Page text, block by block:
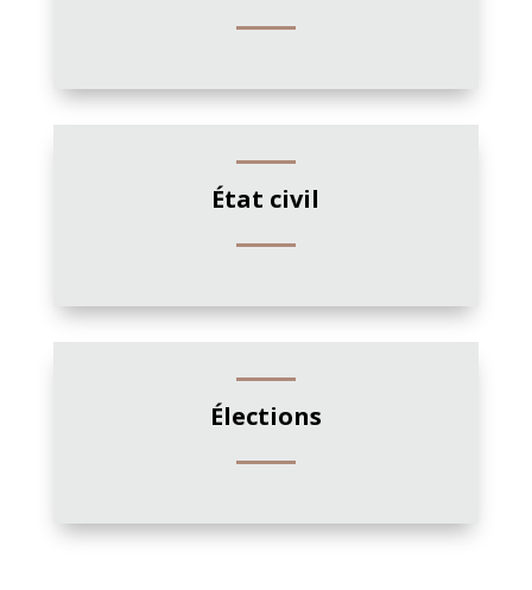
État civil
Élections